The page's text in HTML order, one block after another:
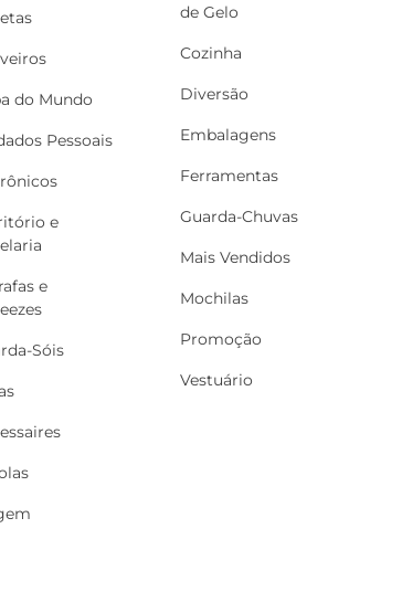
do Mundo
Pessoais
e
e
Sóis
de Gelo
Cozinha
Diversão
Embalagens
Ferramentas
Guarda-Chuvas
Mais Vendidos
Mochilas
Promoção
Vestuário